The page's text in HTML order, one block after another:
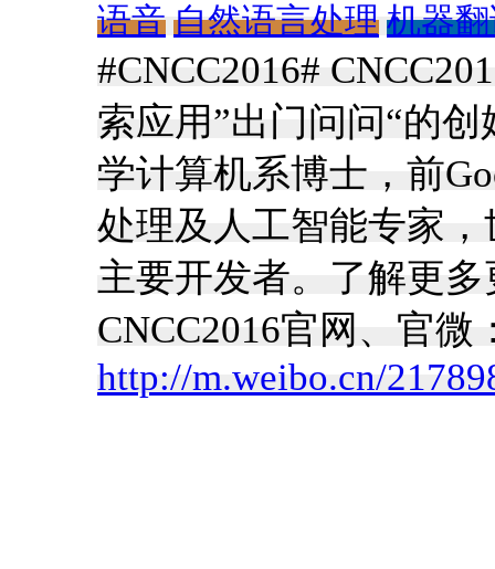
语音 自然语言处理 机器
#CNCC2016#
索应用”出门问问“的
学计算机系博士，前
处理及人工智能专家，
主要开发者。了解更
CNCC2016官网、官微
http://m.weibo.cn/